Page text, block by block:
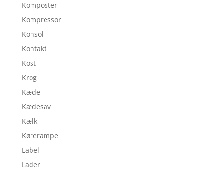
Komposter
Kompressor
Konsol
Kontakt
Kost
Krog
Kæde
Kædesav
Kælk
Kørerampe
Label
Lader